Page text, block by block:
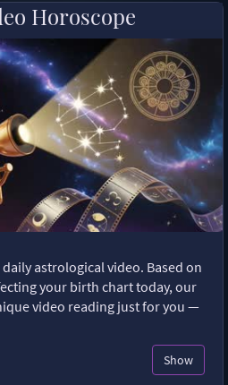
Horoscope
astrological video. Based on
your birth chart today, our
video reading just for you —
Show